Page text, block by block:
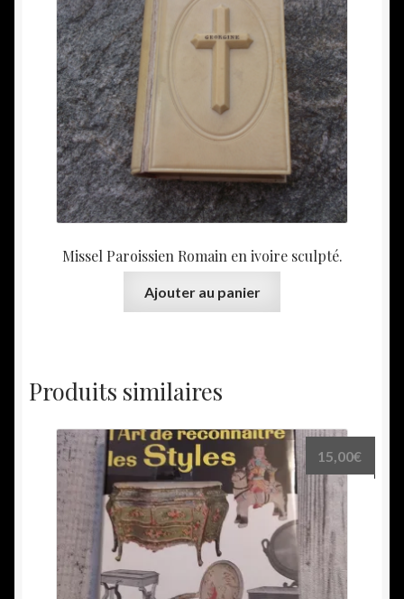
Missel Paroissien Romain en ivoire sculpté.
Ajouter au panier
Produits similaires
15,00€